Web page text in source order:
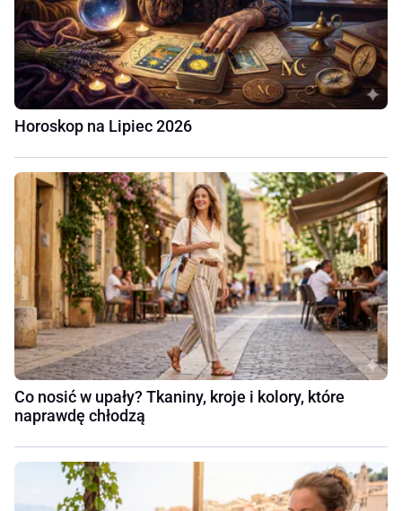
Horoskop na Lipiec 2026
Co nosić w upały? Tkaniny, kroje i kolory, które
naprawdę chłodzą